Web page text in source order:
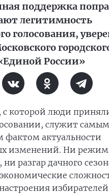
поддержка
легитимность
голосования,
России»
с которой люди
служит самым
актуальности
изменений. Ни режим
разгар дачного